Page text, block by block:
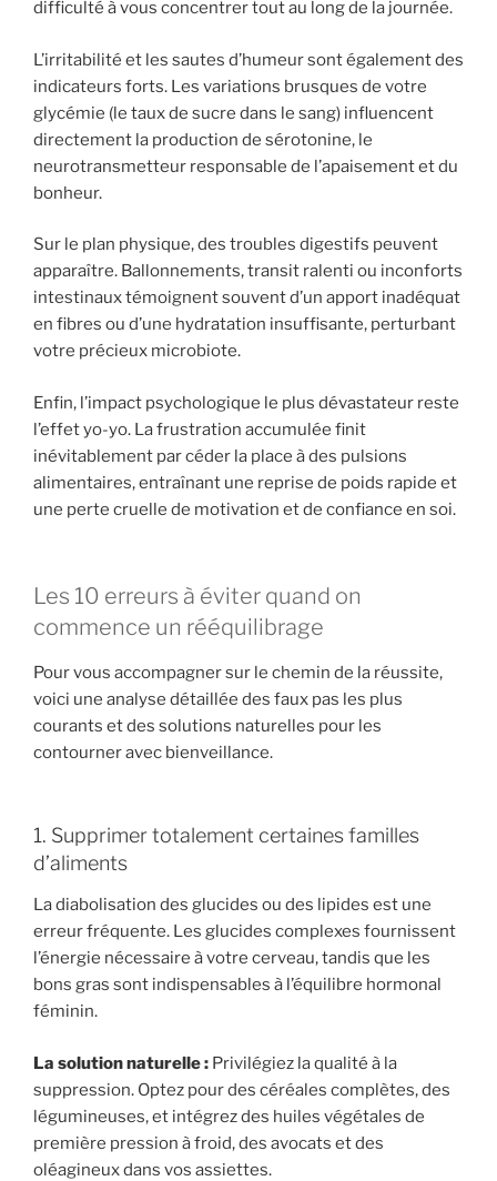
difficulté à vous concentrer tout au long de la journée.
L’irritabilité et les sautes d’humeur sont également des
indicateurs forts. Les variations brusques de votre
glycémie (le taux de sucre dans le sang) influencent
directement la production de sérotonine, le
neurotransmetteur responsable de l’apaisement et du
bonheur.
Sur le plan physique, des troubles digestifs peuvent
apparaître. Ballonnements, transit ralenti ou inconforts
intestinaux témoignent souvent d’un apport inadéquat
en fibres ou d’une hydratation insuffisante, perturbant
votre précieux microbiote.
Enfin, l’impact psychologique le plus dévastateur reste
l’effet yo-yo. La frustration accumulée finit
inévitablement par céder la place à des pulsions
alimentaires, entraînant une reprise de poids rapide et
une perte cruelle de motivation et de confiance en soi.
Les 10 erreurs à éviter quand on
commence un rééquilibrage
Pour vous accompagner sur le chemin de la réussite,
voici une analyse détaillée des faux pas les plus
courants et des solutions naturelles pour les
contourner avec bienveillance.
1. Supprimer totalement certaines familles
d’aliments
La diabolisation des glucides ou des lipides est une
erreur fréquente. Les glucides complexes fournissent
l’énergie nécessaire à votre cerveau, tandis que les
bons gras sont indispensables à l’équilibre hormonal
féminin.
La solution naturelle : Privilégiez la qualité à la
suppression. Optez pour des céréales complètes, des
légumineuses, et intégrez des huiles végétales de
première pression à froid, des avocats et des
oléagineux dans vos assiettes.